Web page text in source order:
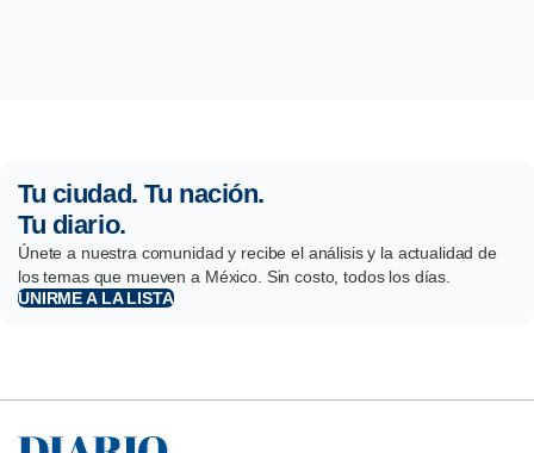
Tu ciudad. Tu nación.
Tu diario.
Únete a nuestra comunidad y recibe el análisis y la actualidad de
los temas que mueven a México. Sin costo, todos los días.
UNIRME A LA LISTA